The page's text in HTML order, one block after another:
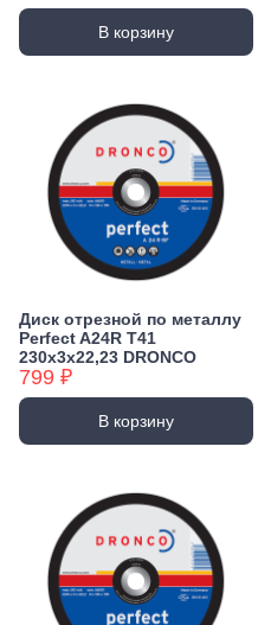
В корзину
Диск отрезной по металлу
Perfect A24R T41
230х3х22,23 DRONCO
799 ₽
В корзину